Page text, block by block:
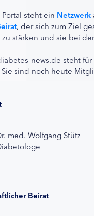
steht ein Netzwerk
, der sich zum Ziel
zu stärken und sie bei
news.de steht
sind noch heute
med. Wolfgang Stütz
Beirat